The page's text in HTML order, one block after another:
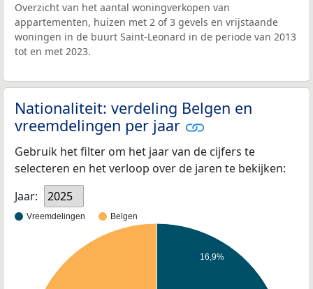
Overzicht van het aantal woningverkopen van
appartementen, huizen met 2 of 3 gevels en vrijstaande
woningen in de buurt Saint-Leonard in de periode van 2013
tot en met 2023.
Nationaliteit: verdeling Belgen en
vreemdelingen per jaar
Gebruik het filter om het jaar van de cijfers te
selecteren en het verloop over de jaren te bekijken:
Jaar:
2025
Vreemdelingen Belgen
16,9%